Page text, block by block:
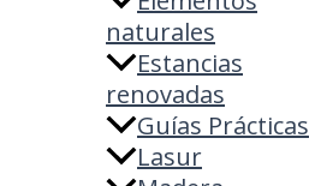
naturales
Estancias
renovadas
Guías Prácticas
Lasur